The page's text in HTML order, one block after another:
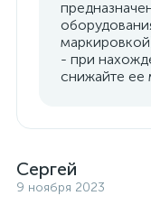
- при
снижайте ее
Сергей
9 ноября 2023